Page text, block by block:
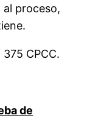
proceso,
CPCC.
de